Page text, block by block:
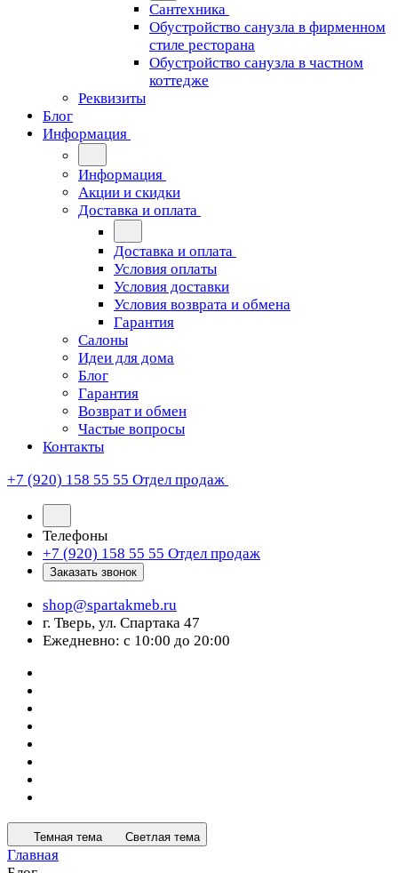
Сантехника
Обустройство санузла в фирменном
стиле ресторана
Обустройство санузла в частном
коттедже
Реквизиты
Блог
Информация
Информация
Акции и скидки
Доставка и оплата
Доставка и оплата
Условия оплаты
Условия доставки
Условия возврата и обмена
Гарантия
Салоны
Идеи для дома
Блог
Гарантия
Возврат и обмен
Частые вопросы
Контакты
+7 (920) 158 55 55 Отдел продаж
Телефоны
+7 (920) 158 55 55 Отдел продаж
Заказать звонок
shop@spartakmeb.ru
г. Тверь, ул. Спартака 47
Ежедневно: с 10:00 до 20:00
Темная тема Светлая тема
Главная